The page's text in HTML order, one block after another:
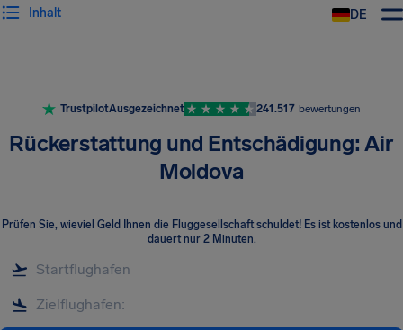
DE
Inhalt
TrustpilotAusgezeichnet 241.517 bewertungen
Rückerstattung und Entschädigung: Air
Moldova
Prüfen Sie, wieviel Geld Ihnen die Fluggesellschaft schuldet! Es ist kostenlos und
dauert nur 2 Minuten.